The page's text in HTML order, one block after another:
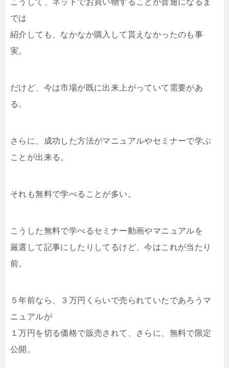
こうして、ネットでお買い物することが普通になるま
では
紹介しても、なかなか購入して貰えなかったのも事
実。
だけど、今は市場が既に出来上がっていて需要があ
る。
さらに、成功した方法がマニュアルやセミナーで学ぶ
ことが出来る。
それも無料で学べることが多い。
こうした無料で学べるセミナー動画やマニュアルを
厳選して記事にしたりしてるけど、今はこれが当たり
前。
５年前なら、３万円くらいで売られていたであろうマ
ニュアルが
１万円を切る価格で販売されて、さらに、無料で限定
公開。